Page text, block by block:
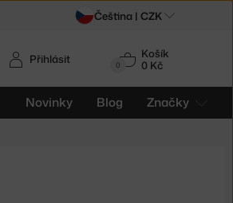
0
Košík
0 Kč
Novinky Blog Značky
Přihlásit
Čeština | CZK